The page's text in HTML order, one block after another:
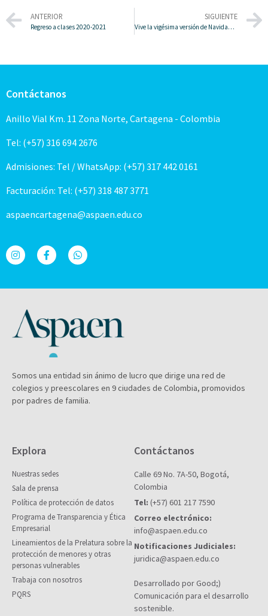
ANTERIOR
Regreso a clases 2020-2021
SIGUIENTE
Vive la vigésima versión de Navidad Mar Adentro con Aspaen
Contáctanos
Anillo Vial Km. 11 Zona Norte, Cartagena - Colombia
Tel: (+57) 316 694 2676
Admisiones: Tel / WhatsApp: (+57) 317 442 0161
Facturación: Tel: (+57) 318 487 3771
aspaencartagena@aspaen.edu.co
Somos una entidad sin ánimo de lucro que dirige una red de
colegios y preescolares en 9 ciudades de Colombia, promovidos
por padres de familia.
Explora
Nuestras sedes
Sala de prensa
Política de protección de datos
Programa de Transparencia y Ética
Empresarial
Lineamientos de la Prelatura sobre la
protección de menores y otras
personas vulnerables
Trabaja con nosotros
PQRS
Contáctanos
Calle 69 No. 7A-50, Bogotá,
Colombia
Tel: (+57) 601 217 7590
Correo electrónico:
info@aspaen.edu.co
Notificaciones Judiciales:
juridica@aspaen.edu.co
Desarrollado por Good;)
Comunicación para el desarrollo
sostenible.